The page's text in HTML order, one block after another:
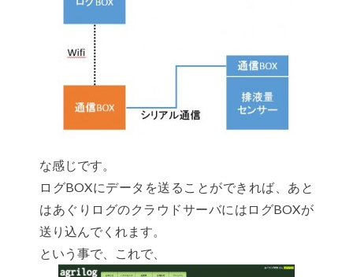
な感じです。
ログBOXにデータを送ることができれば、あと
はあぐりログのクラウドサーバにはログBOXが
送り込んでくれます。
という事で、これで、